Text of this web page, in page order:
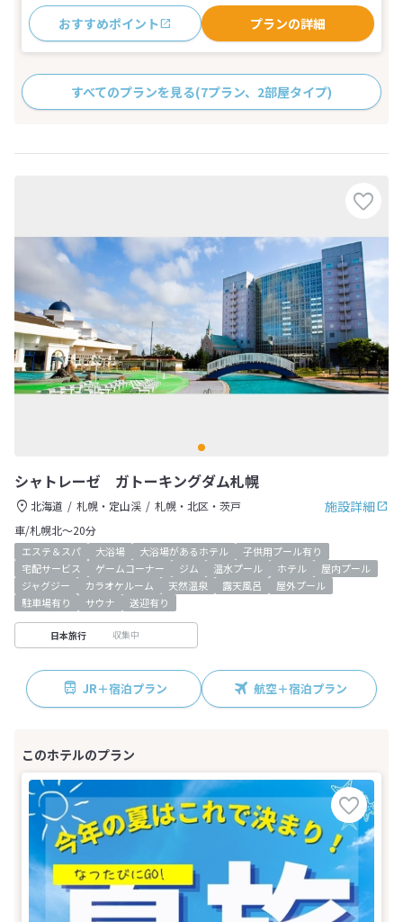
おすすめポイント プランの詳細
すべてのプランを見る(7プラン、2部屋タイプ)
シャトレーゼ ガトーキングダム札幌
施設詳細
北海道 札幌・定山渓
札幌・北区・茨戸
車/札幌北～20分
エステ＆スパ 大浴場 大浴場があるホテル
子供用プール有り
宅配サービス
ゲームコーナー ジム 温水プール ホテル
屋内プール
ジャグジー
カラオケルーム 天然温泉 露天風呂
屋外プール
駐車場有り
サウナ 送迎有り
日本旅行 収集中
JR＋宿泊プラン 航空＋宿泊プラン